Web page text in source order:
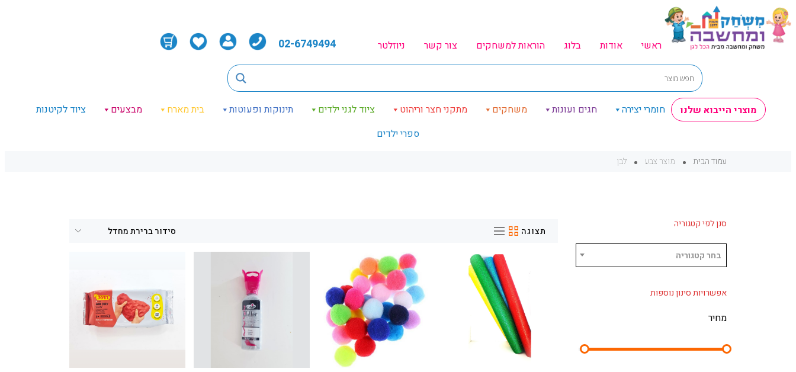
ראשי אודות בלוג הוראות למשחקים צור קשר ניוזלטר 02-6749494
מוצרי הייבוא שלנו חומרי יצירה חגים ועונות משחקים מתקני חצר וריהוט ציוד לגני ילדים תינוקות ופעוטות בית מארח מבצעים
ציוד לקיטנות
ספרי ילדים
עמוד הבית מוצר צבע לבן
סנן לפי קטגוריה
בחר קטגוריה
אפשרויות סינון נוספות
מחיר
תצוגה